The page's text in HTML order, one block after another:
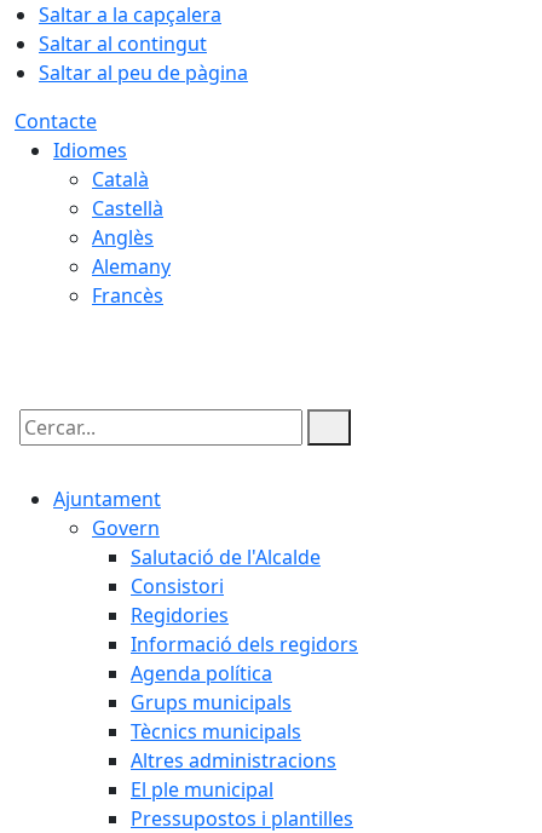
Saltar a la capçalera
Saltar al contingut
Saltar al peu de pàgina
Contacte
Idiomes
Català
Castellà
Anglès
Alemany
Francès
Cercar:
Ajuntament
Govern
Salutació de l'Alcalde
Consistori
Regidories
Informació dels regidors
Agenda política
Grups municipals
Tècnics municipals
Altres administracions
El ple municipal
Pressupostos i plantilles